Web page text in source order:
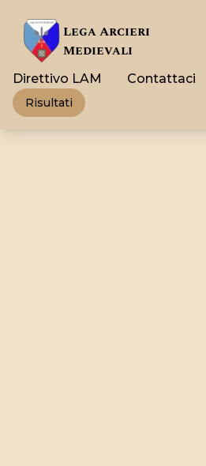
Lega Arcieri
Medievali
Risultati
Direttivo LAM Contattaci